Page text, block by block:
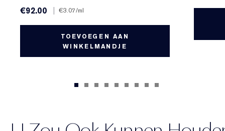
€92.00
| €3.07/ml
TOEVOEGEN AAN
WINKELMANDJE